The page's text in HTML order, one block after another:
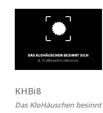
KHBi8
Das KloHäuschen besinnt